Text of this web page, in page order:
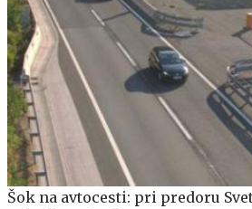
Šok na avtocesti: pri predoru